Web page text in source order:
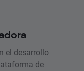
el desarrollo
de